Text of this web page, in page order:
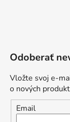
Odoberať
Vložte svoj e-
o nových
Email